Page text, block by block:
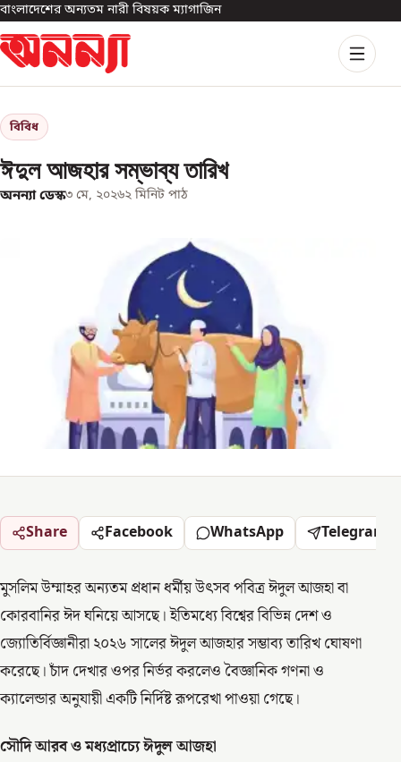
বাংলাদেশের অন্যতম নারী বিষয়ক ম্যাগাজিন
বিবিধ
ঈদুল আজহার সম্ভাব্য তারিখ
অনন্যা ডেস্ক৩ মে, ২০২৬২ মিনিট পাঠ
Share Facebook WhatsApp Telegram
মুসলিম উম্মাহর অন্যতম প্রধান ধর্মীয় উৎসব পবিত্র ঈদুল আজহা বা
কোরবানির ঈদ ঘনিয়ে আসছে। ইতিমধ্যে বিশ্বের বিভিন্ন দেশ ও
জ্যোতির্বিজ্ঞানীরা ২০২৬ সালের ঈদুল আজহার সম্ভাব্য তারিখ ঘোষণা
করেছে। চাঁদ দেখার ওপর নির্ভর করলেও বৈজ্ঞানিক গণনা ও
ক্যালেন্ডার অনুযায়ী একটি নির্দিষ্ট রূপরেখা পাওয়া গেছে।
সৌদি আরব ও মধ্যপ্রাচ্যে ঈদুল আজহা